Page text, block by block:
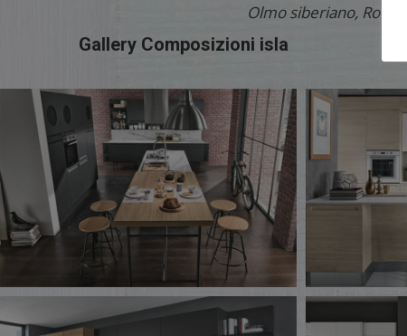
Olmo siberiano,
Gallery Composizioni isla